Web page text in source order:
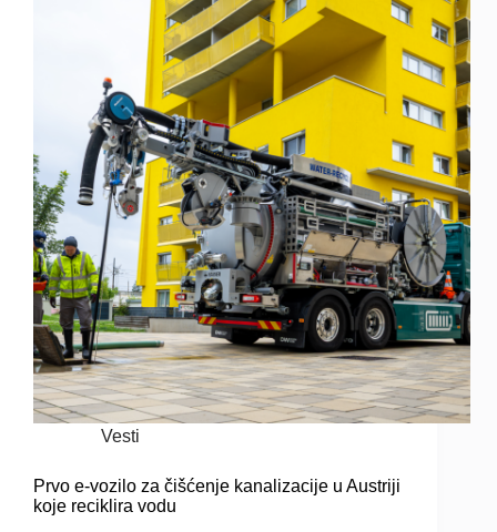
Vesti
Prvo e-vozilo za čišćenje kanalizacije u Austriji
koje reciklira vodu